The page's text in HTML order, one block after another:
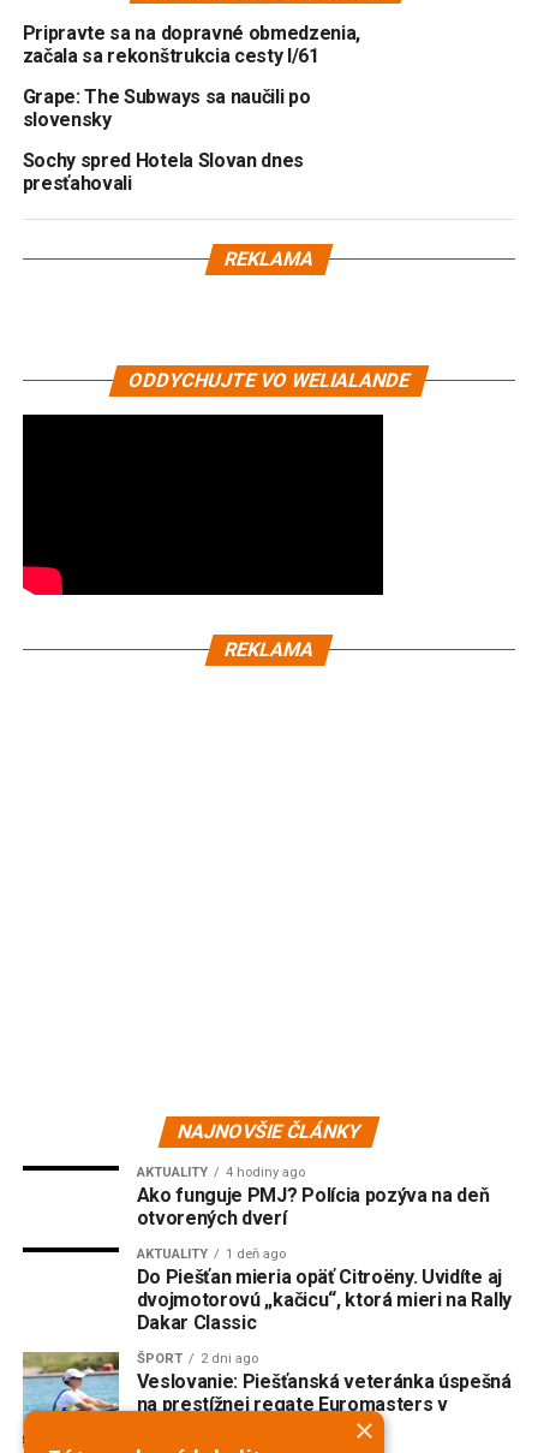
Pripravte sa na dopravné obmedzenia,
začala sa rekonštrukcia cesty I/61
Grape: The Subways sa naučili po
slovensky
Sochy spred Hotela Slovan dnes
presťahovali
REKLAMA
ODDYCHUJTE VO WELIALANDE
REKLAMA
NAJNOVŠIE ČLÁNKY
AKTUALITY 4 hodiny ago
Ako funguje PMJ? Polícia pozýva na deň
otvorených dverí
AKTUALITY 1 deň ago
Do Piešťan mieria opäť Citroëny. Uvidíte aj
dvojmotorovú „kačicu“, ktorá mieri na Rally
Dakar Classic
ŠPORT 2 dni ago
Veslovanie: Piešťanská veteránka úspešná
na prestížnej regate Euromasters v
×